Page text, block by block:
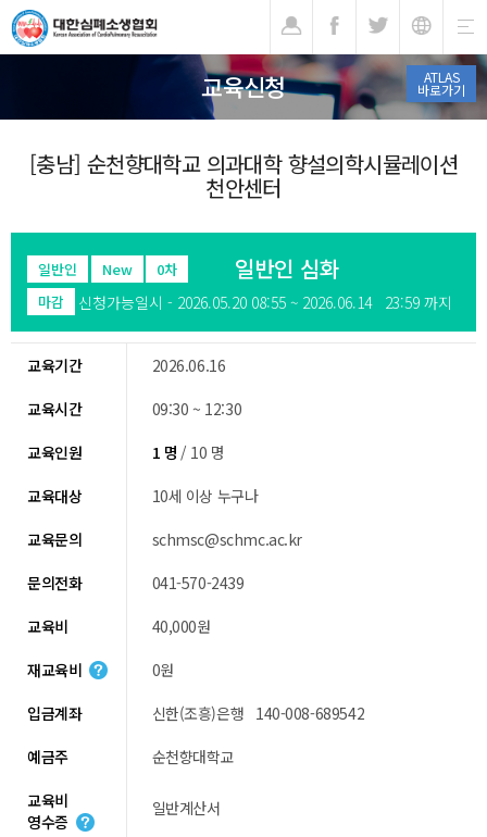
ATLAS
바로가기
교육신청
[충남] 순천향대학교 의과대학 향설의학시뮬레이션
천안센터
일반인 New 0차 일반인 심화
마감 신청가능일시 - 2026.05.20 08:55 ~ 2026.06.14 23:59 까지
교육기간
2026.06.16
교육시간
09:30 ~ 12:30
교육인원
1 명 / 10 명
교육대상
10세 이상 누구나
교육문의
schmsc@schmc.ac.kr
문의전화
041-570-2439
교육비
40,000원
재교육비
0원
입금계좌
신한(조흥)은행 140-008-689542
예금주
순천향대학교
교육비
영수증
일반계산서